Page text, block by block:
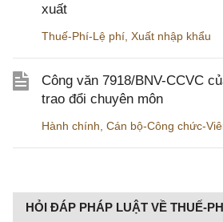
xuất
Thuế-Phí-Lệ phí Xuất nhập khẩu
Công văn 7918/BNV-CCVC
trao đổi chuyên môn
Hành chính Cán bộ-Công chức-
HỎI ĐÁP PHÁP LUẬT VỀ THUẾ-